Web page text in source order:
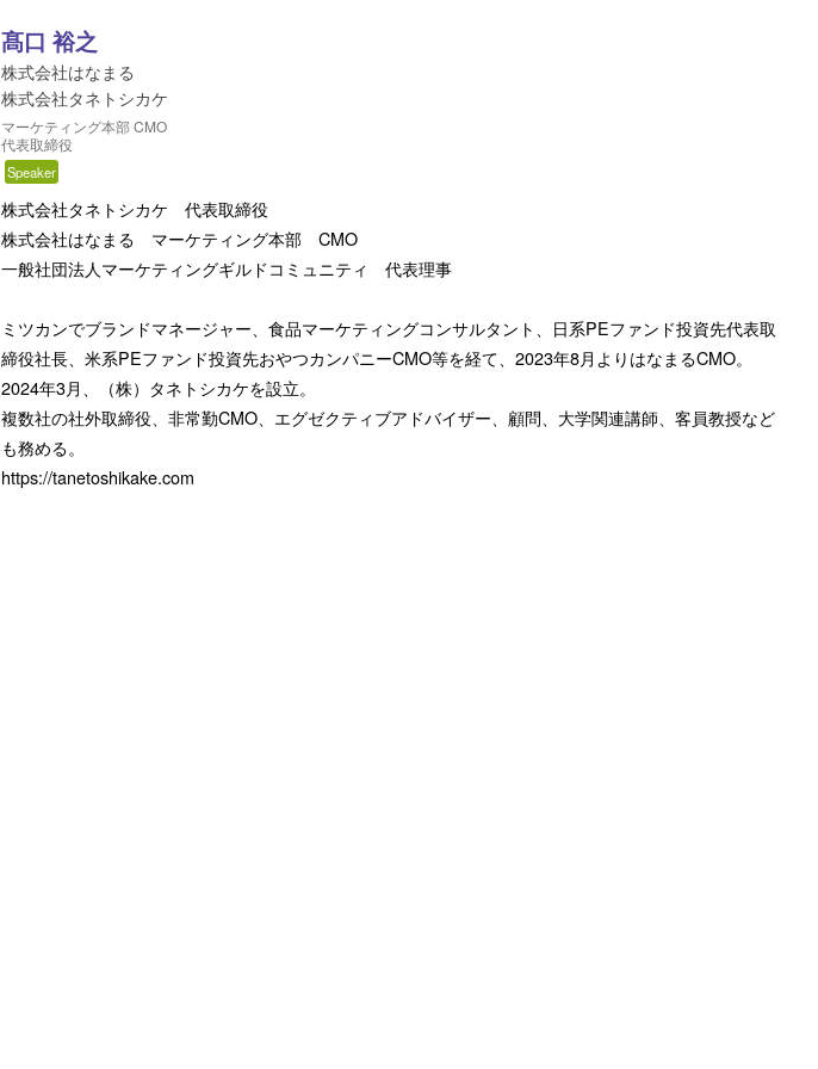
髙口 裕之
株式会社はなまる
株式会社タネトシカケ
マーケティング本部 CMO
代表取締役
Speaker
株式会社タネトシカケ 代表取締役
株式会社はなまる マーケティング本部 CMO
一般社団法人マーケティングギルドコミュニティ 代表理事
ミツカンでブランドマネージャー、食品マーケティングコンサルタント、日系PEファンド投資先代表取
締役社長、米系PEファンド投資先おやつカンパニーCMO等を経て、2023年8月よりはなまるCMO。
2024年3月、（株）タネトシカケを設立。
複数社の社外取締役、非常勤CMO、エグゼクティブアドバイザー、顧問、大学関連講師、客員教授など
も務める。
https://tanetoshikake.com